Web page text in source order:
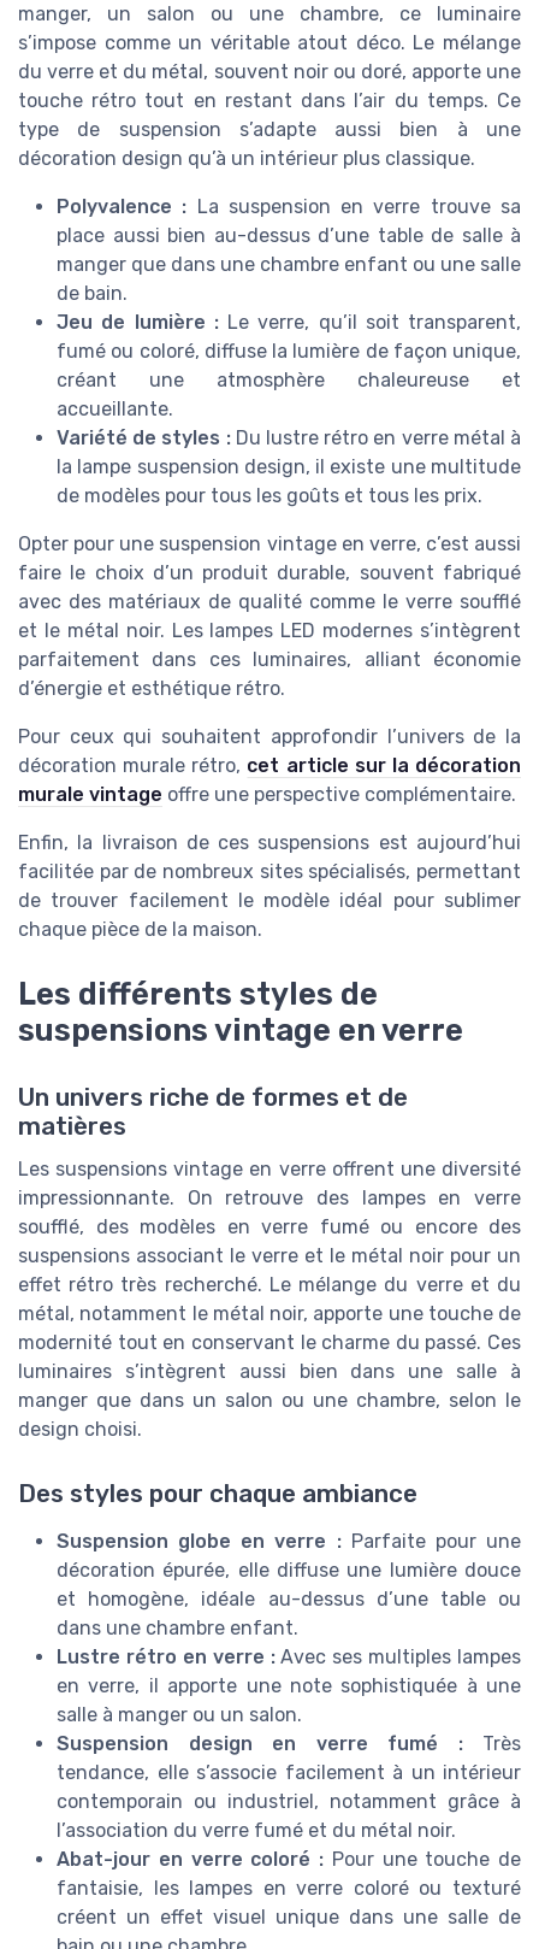
manger, un salon ou une chambre, ce luminaire
s’impose comme un véritable atout déco. Le mélange
du verre et du métal, souvent noir ou doré, apporte une
touche rétro tout en restant dans l’air du temps. Ce
type de suspension s’adapte aussi bien à une
décoration design qu’à un intérieur plus classique.
Polyvalence : La suspension en verre trouve sa
place aussi bien au-dessus d’une table de salle à
manger que dans une chambre enfant ou une salle
de bain.
Jeu de lumière :Le verre, qu’il soit transparent,
fumé ou coloré, diffuse la lumière de façon unique,
créant une atmosphère chaleureuse et
accueillante.
Variété de styles :Du lustre rétro en verre métal à
la lampe suspension design, il existe une multitude
de modèles pour tous les goûts et tous les prix.
Opter pour une suspension vintage en verre, c’est aussi
faire le choix d’un produit durable, souvent fabriqué
avec des matériaux de qualité comme le verre soufflé
et le métal noir. Les lampes LED modernes s’intègrent
parfaitement dans ces luminaires, alliant économie
d’énergie et esthétique rétro.
Pour ceux qui souhaitent approfondir l’univers de la
décoration murale rétro, cet article sur la décoration
murale vintage offre une perspective complémentaire.
Enfin, la livraison de ces suspensions est aujourd’hui
facilitée par de nombreux sites spécialisés, permettant
de trouver facilement le modèle idéal pour sublimer
chaque pièce de la maison.
Les différents styles de
suspensions vintage en verre
Un univers riche de formes et de
matières
Les suspensions vintage en verre offrent une diversité
impressionnante. On retrouve des lampes en verre
soufflé, des modèles en verre fumé ou encore des
suspensions associant le verre et le métal noir pour un
effet rétro très recherché. Le mélange du verre et du
métal, notamment le métal noir, apporte une touche de
modernité tout en conservant le charme du passé. Ces
luminaires s’intègrent aussi bien dans une salle à
manger que dans un salon ou une chambre, selon le
design choisi.
Des styles pour chaque ambiance
Suspension globe en verre :Parfaite pour une
décoration épurée, elle diffuse une lumière douce
et homogène, idéale au-dessus d’une table ou
dans une chambre enfant.
Lustre rétro en verre :Avec ses multiples lampes
en verre, il apporte une note sophistiquée à une
salle à manger ou un salon.
Suspension design en verre fumé :Très
tendance, elle s’associe facilement à un intérieur
contemporain ou industriel, notamment grâce à
l’association du verre fumé et du métal noir.
Abat-jour en verre coloré : Pour une touche de
fantaisie, les lampes en verre coloré ou texturé
créent un effet visuel unique dans une salle de